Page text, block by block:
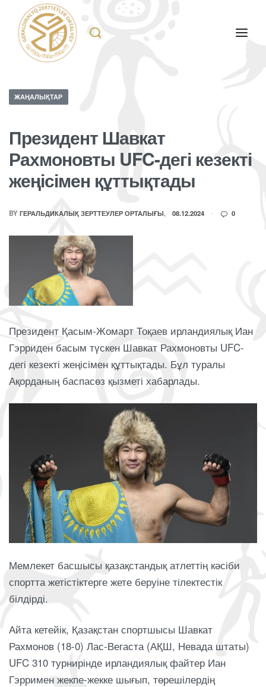
ЖАҢАЛЫҚТАР
Президент Шавкат
Рахмоновты UFC-дегі кезекті
жеңісімен құттықтады
BY ГЕРАЛЬДИКАЛЫҚ ЗЕРТТЕУЛЕР ОРТАЛЫҒЫ 08.12.2024 0
Президент Қасым-Жомарт Тоқаев ирландиялық Иан
Гэрриден басым түскен Шавкат Рахмоновты UFC-
дегі кезекті жеңісімен құттықтады. Бұл туралы
Ақорданың баспасөз қызметі хабарлады.
Мемлекет басшысы қазақстандық атлеттің кәсіби
спортта жетістіктерге жете беруіне тілектестік
білдірді.
Айта кетейік, Қазақстан спортшысы Шавкат
Рахмонов (18-0) Лас-Вегаста (АҚШ, Невада штаты)
UFC 310 турнирінде ирландиялық файтер Иан
Гэрримен жекпе-жекке шығып, төрешілердің